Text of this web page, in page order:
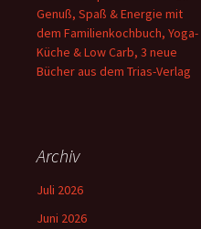
Genuß, Spaß & Energie mit
dem Familienkochbuch, Yoga-
Küche & Low Carb, 3 neue
Bücher aus dem Trias-Verlag
Archiv
Juli 2026
Juni 2026